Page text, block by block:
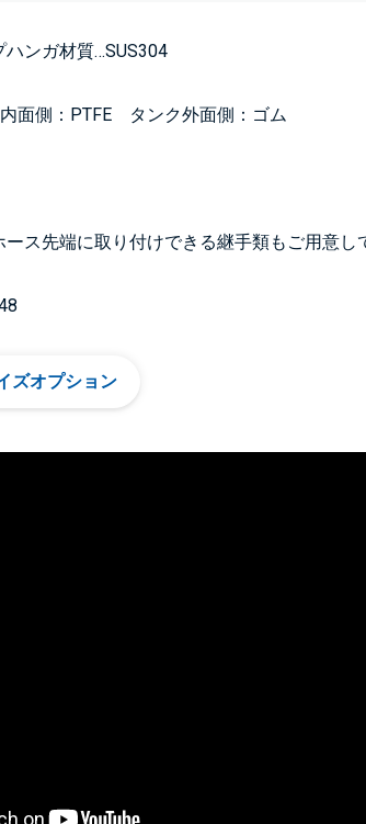
ンガ材質…SUS304
面側：PTFE タンク外面側：ゴム
ース先端に取り付けできる継手類もご用意し
ズオプション